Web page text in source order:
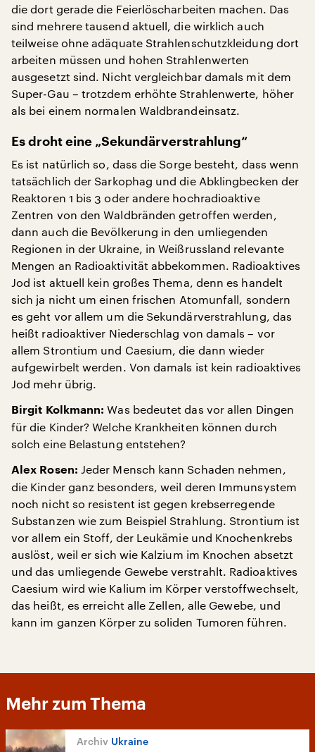
die dort gerade die Feierlöscharbeiten machen. Das
sind mehrere tausend aktuell, die wirklich auch
teilweise ohne adäquate Strahlenschutzkleidung dort
arbeiten müssen und hohen Strahlenwerten
ausgesetzt sind. Nicht vergleichbar damals mit dem
Super-Gau – trotzdem erhöhte Strahlenwerte, höher
als bei einem normalen Waldbrandeinsatz.
Es droht eine „Sekundärverstrahlung“
Es ist natürlich so, dass die Sorge besteht, dass wenn
tatsächlich der Sarkophag und die Abklingbecken der
Reaktoren 1 bis 3 oder andere hochradioaktive
Zentren von den Waldbränden getroffen werden,
dann auch die Bevölkerung in den umliegenden
Regionen in der Ukraine, in Weißrussland relevante
Mengen an Radioaktivität abbekommen. Radioaktives
Jod ist aktuell kein großes Thema, denn es handelt
sich ja nicht um einen frischen Atomunfall, sondern
es geht vor allem um die Sekundärverstrahlung, das
heißt radioaktiver Niederschlag von damals – vor
allem Strontium und Caesium, die dann wieder
aufgewirbelt werden. Von damals ist kein radioaktives
Jod mehr übrig.
Birgit Kolkmann: Was bedeutet das vor allen Dingen
für die Kinder? Welche Krankheiten können durch
solch eine Belastung entstehen?
Alex Rosen: Jeder Mensch kann Schaden nehmen,
die Kinder ganz besonders, weil deren Immunsystem
noch nicht so resistent ist gegen krebserregende
Substanzen wie zum Beispiel Strahlung. Strontium ist
vor allem ein Stoff, der Leukämie und Knochenkrebs
auslöst, weil er sich wie Kalzium im Knochen absetzt
und das umliegende Gewebe verstrahlt. Radioaktives
Caesium wird wie Kalium im Körper verstoffwechselt,
das heißt, es erreicht alle Zellen, alle Gewebe, und
kann im ganzen Körper zu soliden Tumoren führen.
Mehr zum Thema
Ukraine